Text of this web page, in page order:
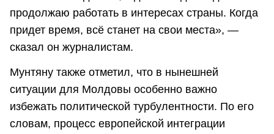
продолжаю работать в интересах страны. Когда
придет время, всё станет на свои места», —
сказал он журналистам.
Мунтяну также отметил, что в нынешней
ситуации для Молдовы особенно важно
избежать политической турбулентности. По его
словам, процесс европейской интеграции